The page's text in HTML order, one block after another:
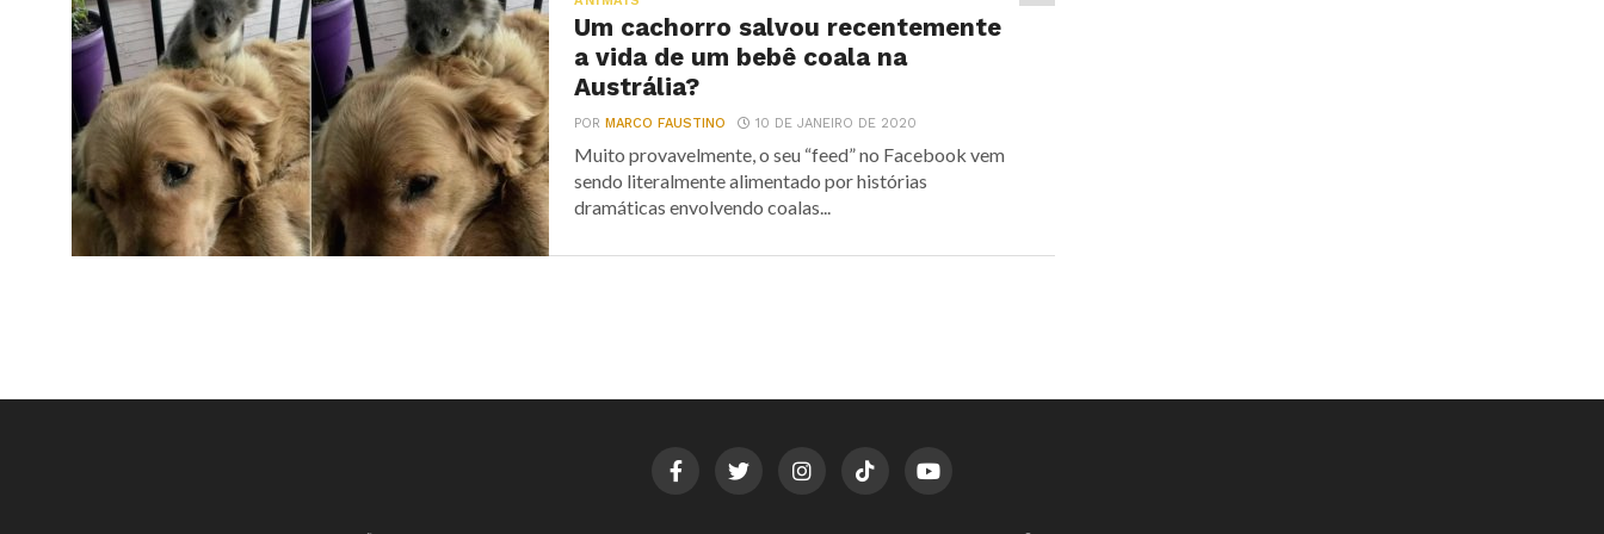
Um cachorro salvou recentemente
a vida de um bebê coala na
Austrália?
PORMARCO FAUSTINO 10 DE JANEIRO DE 2020
Muito provavelmente, o seu “feed” no Facebook vem
sendo literalmente alimentado por histórias
dramáticas envolvendo coalas...